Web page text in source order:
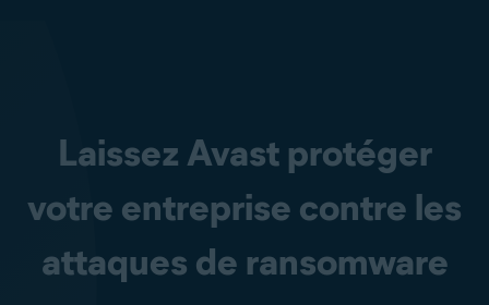
Laissez Avast protéger
votre entreprise contre les
attaques de ransomware